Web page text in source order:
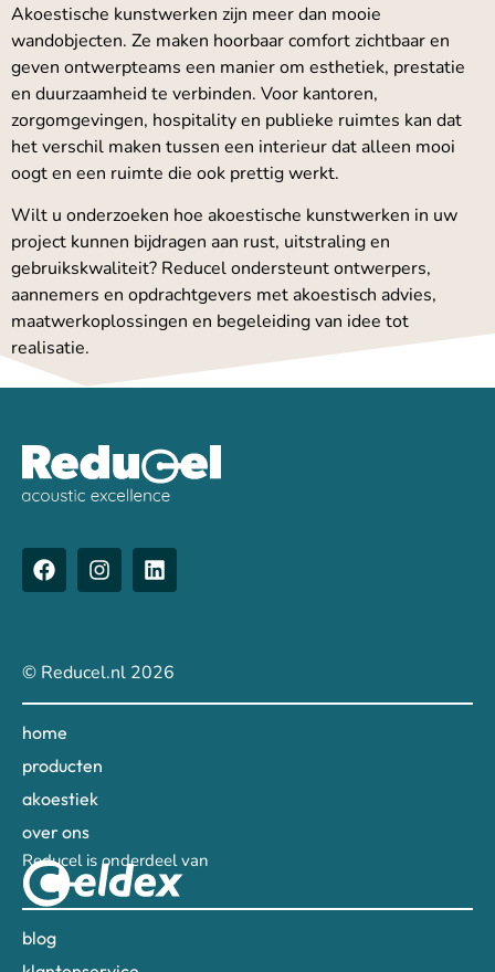
Akoestische kunstwerken zijn meer dan mooie
wandobjecten. Ze maken hoorbaar comfort zichtbaar en
geven ontwerpteams een manier om esthetiek, prestatie
en duurzaamheid te verbinden. Voor kantoren,
zorgomgevingen, hospitality en publieke ruimtes kan dat
het verschil maken tussen een interieur dat alleen mooi
oogt en een ruimte die ook prettig werkt.
Wilt u onderzoeken hoe akoestische kunstwerken in uw
project kunnen bijdragen aan rust, uitstraling en
gebruikskwaliteit? Reducel ondersteunt ontwerpers,
aannemers en opdrachtgevers met akoestisch advies,
maatwerkoplossingen en begeleiding van idee tot
realisatie.
© Reducel.nl 2026
home
producten
akoestiek
over ons
Reducel is onderdeel van
blog